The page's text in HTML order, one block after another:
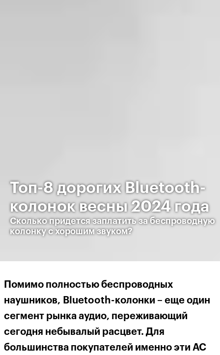
Топ-8 дорогих Bluetooth-
колонок весны 2024 года
Сколько придется заплатить за беспроводную
колонку с хорошим звуком?
Помимо полностью беспроводных
наушников, Bluetooth-колонки – еще один
сегмент рынка аудио, переживающий
сегодня небывалый расцвет. Для
большинства покупателей именно эти АС